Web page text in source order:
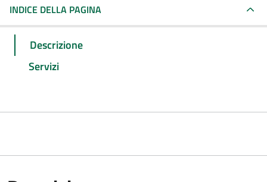
INDICE DELLA PAGINA
Descrizione
Servizi